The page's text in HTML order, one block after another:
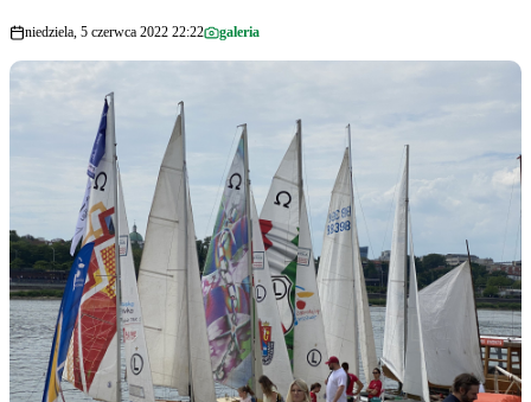
niedziela, 5 czerwca 2022 22:22 galeria